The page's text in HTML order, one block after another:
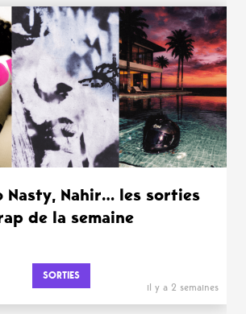
Nasty, Nahir… les sorties
de la semaine
SORTIES
il y a 2 semaines